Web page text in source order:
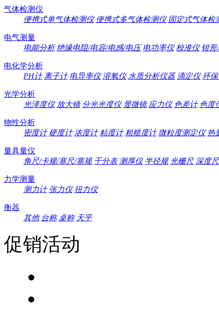
气体检测仪
便携式单气体检测仪 便携式多气体检测仪 固定式气体检
电气测量
电能分析 绝缘电阻/电容/电感/电压 电功率仪 校准仪 钳形
电化学分析
PH计 离子计 电导率仪 溶氧仪 水质分析仪器 滴定仪 环
光学分析
光泽度仪 放大镜 分光光度仪 显微镜 应力仪 色差计 色度
物性分析
密度计 硬度计 浓度计 粘度计 粗糙度计 微粒度测定仪 热
量具量仪
角尺/卡规/塞尺/塞规 千分表 测厚仪 半径规 光栅尺 深度尺
力学测量
测力计 张力仪 扭力仪
衡器
其他 台称 桌称 天平
促销活动